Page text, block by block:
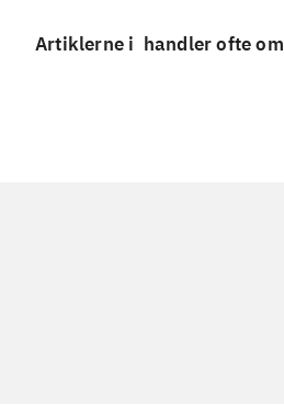
Artiklerne i handler ofte om